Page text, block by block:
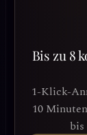
Bis zu 8
1-Klick-
10